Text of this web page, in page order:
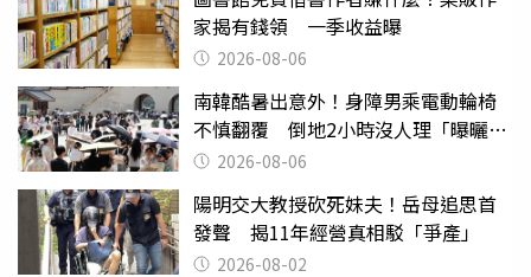
家揭有錢領 一季收益曝
2026-08-06
南韓酷暑出意外！身障男乘電動輪椅
不慎翻覆 倒地2小時沒人理「曝曬
亡」2026-08-06
陽明交大教授砍死妹夫！岳母追思首
發聲 揭11年經營真相駁「爭產」
2026-08-02